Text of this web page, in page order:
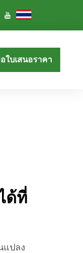
ใบเสนอราคา
ด้ที่
แปลง